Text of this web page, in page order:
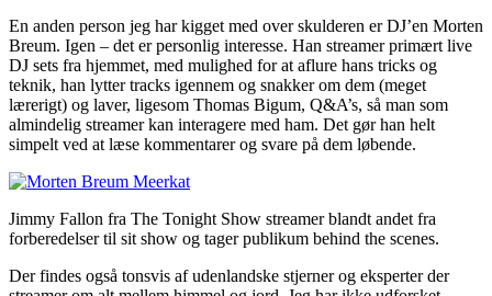
En anden person jeg har kigget med over skulderen er DJ’en Morten
Breum. Igen – det er personlig interesse. Han streamer primært live
DJ sets fra hjemmet, med mulighed for at aflure hans tricks og
teknik, han lytter tracks igennem og snakker om dem (meget
lærerigt) og laver, ligesom Thomas Bigum, Q&A’s, så man som
almindelig streamer kan interagere med ham. Det gør han helt
simpelt ved at læse kommentarer og svare på dem løbende.
Jimmy Fallon fra The Tonight Show streamer blandt andet fra
forberedelser til sit show og tager publikum behind the scenes.
Der findes også tonsvis af udenlandske stjerner og eksperter der